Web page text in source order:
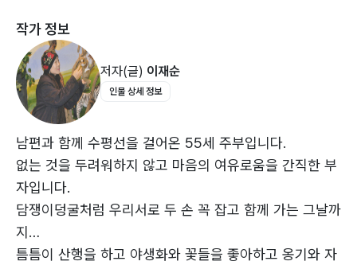
반갑다 반가워 너가 나를 부를 줄 몰랐다
노란꽃잎 5장 마치 선발의 스크루 같은 모양을 하고 있는
아이랍니다
바람 불면 바람개비처럼 빙글빙글 돌 것 같아
물레나물이라고 이름을 얻었나 봐요
새 ? 수락산(638m) ? 호명산＋호명호수 ? 호명호수
길 떠나 ? 담양 여행지 명옥헌 툇마루 ? 관악산 ? 도봉산
? 내장산
오늘의 강의 ? 겨울산 ? 축령산 ? 부지런한 사람은
삶은 거울과 같다 ? 복수초 ? 입을 다스리는 글 ? 제주도
여행
송악산에서 만난 일출 ? 새별 오름 ? 여미지 식물원 ? 삶
이 묻어나는 아름다운 여행
천지연 폭포 ? 용두암 ? 임자도 ? 삼척 맹방 유채꽃 ? 이
천 백사 산수유꽃
벚꽃 ? 산천어 축제 ? 철새 ? 월춘산 산행 ? 포항 호미곶
작가 정보
저자(글) 이재순
인물 상세 정보
남편과 함께 수평선을 걸어온 55세 주부입니다.
없는 것을 두려워하지 않고 마음의 여유로움을 간직한 부
자입니다.
담쟁이덩굴처럼 우리서로 두 손 꼭 잡고 함께 가는 그날까
지…
틈틈이 산행을 하고 야생화와 꽃들을 좋아하고 옹기와 자